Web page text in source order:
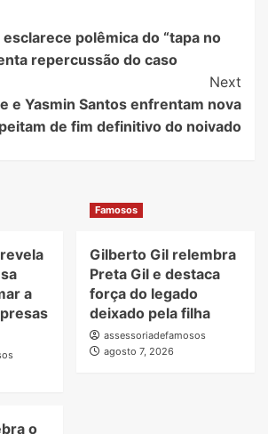
polêmica do “tapa no
repercussão do caso
Next
e Yasmin Santos enfrentam nova
de fim definitivo do noivado
a
Famosos
Gilberto Gil relembra
Preta Gil e destaca
força do legado
deixado pela filha
assessoriadefamosos
agosto 7, 2026
o